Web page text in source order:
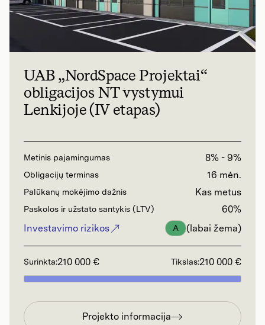
UAB „NordSpace Projektai“
obligacijos NT vystymui
Lenkijoje (IV etapas)
Metinis pajamingumas 8% - 9%
Obligacijų terminas 16 mėn.
Palūkanų mokėjimo dažnis Kas metus
Paskolos ir užstato santykis (LTV)
60%
Investavimo rizikos
A (labai žema)
Surinkta:210 000 € Tikslas:210 000 €
Projekto informacija